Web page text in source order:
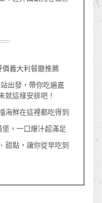
義大利餐廳推薦
出發，帶你吃遍嘉
就這樣安排吧！
海鮮在這裡都吃得到
，一口爆汁超滿足
甜點，讓你從早吃到